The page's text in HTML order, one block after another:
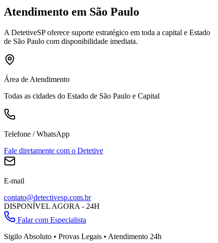
Atendimento em São Paulo
A DetetiveSPoferece suporte estratégico em toda a capital e Estado
de São Paulo com disponibilidade imediata.
Área de Atendimento
Todas as cidades do Estado de São Paulo e Capital
Telefone / WhatsApp
Fale diretamente com o Detetive
E-mail
contato@detectivesp.com.br
DISPONÍVEL AGORA - 24H
Falar com Especialista
Sigilo Absoluto • Provas Legais • Atendimento 24h